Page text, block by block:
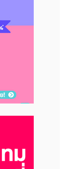
นธรรมอันยิ่ง
ชีวิตชีวาอีกครั้ง
ฐกถาพิเศษ 3
องงานในครั้ง
Peiqi) จาก
และที่ปรึกษา
ราชวงศ์หมิง
“The Ming
าชวงศ์หมิง:
ป็นปึกแผ่นของ
งบทบาทสำคัญ
วมชาติพันธุ์อัน